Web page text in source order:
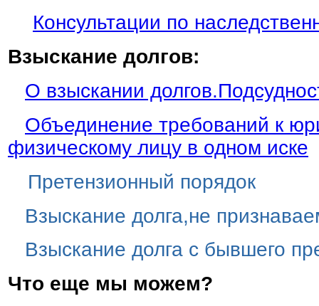
Консультации по
Взыскание долгов:
О взыскании
Объединение требований к
физическому лицу в одном иске
Претензионный порядок
Взыскание долга,не
Взыскание долга с бывшего
Что еще мы можем?